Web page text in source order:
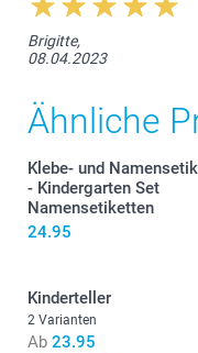
Brigitte,
08.04.2023
Ähnliche
Klebe- und
- Kindergarten Set
Namensetiketten
24.95
Kinderteller
2 Varianten
Ab 23.95